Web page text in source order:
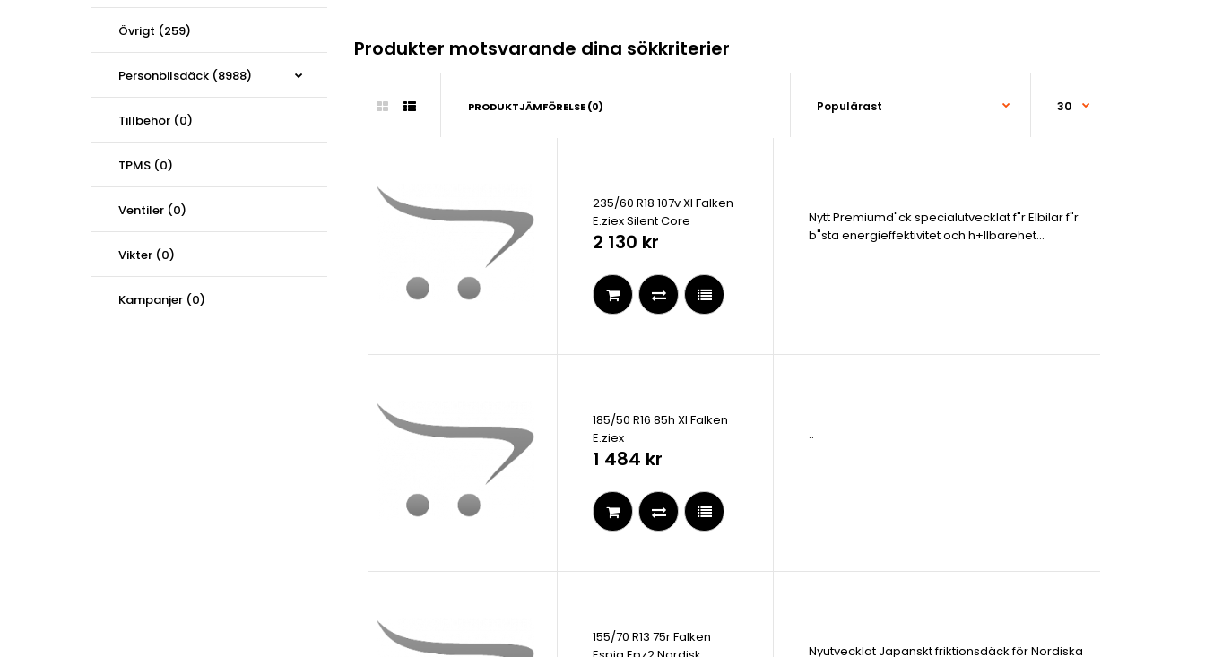
Övrigt (259)
Personbilsdäck (8988)
Tillbehör (0)
TPMS (0)
Ventiler (0)
Vikter (0)
Kampanjer (0)
Produkter motsvarande dina sökkriterier
PRODUKTJÄMFÖRELSE (0)
235/60 R18 107v Xl Falken
E.ziex Silent Core
2 130 kr
Nytt Premiumd"ck specialutvecklat f"r Elbilar f"r
b"sta energieffektivitet och h+llbarehet...
185/50 R16 85h Xl Falken
E.ziex
1 484 kr
..
155/70 R13 75r Falken
Nyutvecklat Japanskt friktionsdäck för Nordiska